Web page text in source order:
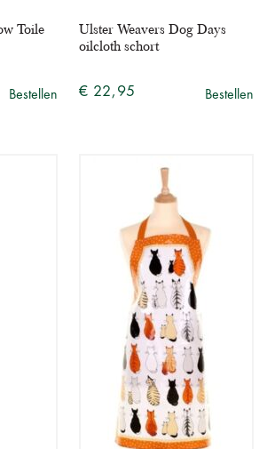
Toile
Bestellen
Ulster Weavers Dog Days
oilcloth schort
€ 22,95 Bestellen